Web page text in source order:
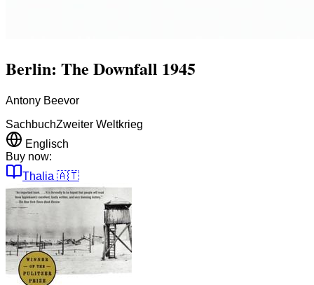
Berlin: The Downfall 1945
Antony Beevor
SachbuchZweiter Weltkrieg
Englisch
Buy now:
Thalia 🇦🇹